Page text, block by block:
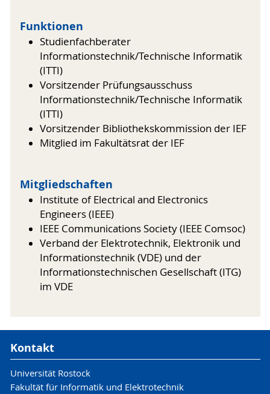
Funktionen
Studienfachberater
Informationstechnik/Technische Informatik
(ITTI)
Vorsitzender Prüfungsausschuss
Informationstechnik/Technische Informatik
(ITTI)
Vorsitzender Bibliothekskommission der IEF
Mitglied im Fakultätsrat der IEF
Mitgliedschaften
Institute of Electrical and Electronics
Engineers (IEEE)
IEEE Communications Society (IEEE Comsoc)
Verband der Elektrotechnik, Elektronik und
Informationstechnik (VDE) und der
Informationstechnischen Gesellschaft (ITG)
im VDE
Kontakt
Universität Rostock
Fakultät für Informatik und Elektrotechnik